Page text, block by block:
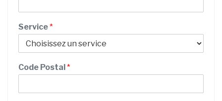
iService*
Code Postal*